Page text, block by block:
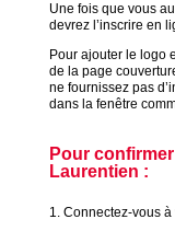
Une fois que vous
devrez l’inscrire en
Pour ajouter le logo
de la page
ne fournissez pas
dans la fenêtre
Pour
Laurentien :
1. Connectez-vous